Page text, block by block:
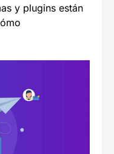
y plugins están